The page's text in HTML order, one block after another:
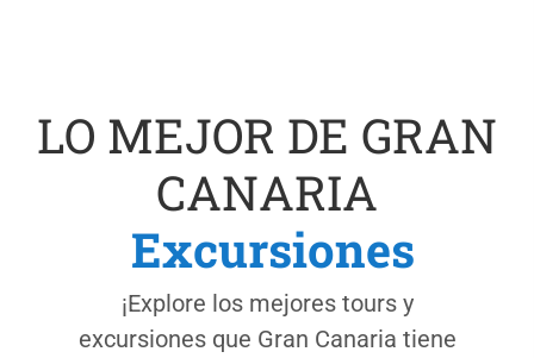
LO MEJOR DE GRAN
CANARIA
Excursiones
¡Explore los mejores tours y
excursiones que Gran Canaria tiene